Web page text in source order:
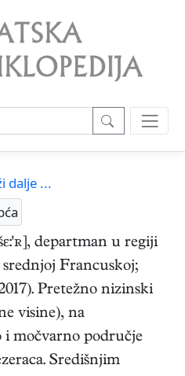
dalje ...
departman u regiji
srednjoj Francuskoj;
Pretežno nizinski
visine), na
i močvarno područje
Središnjim